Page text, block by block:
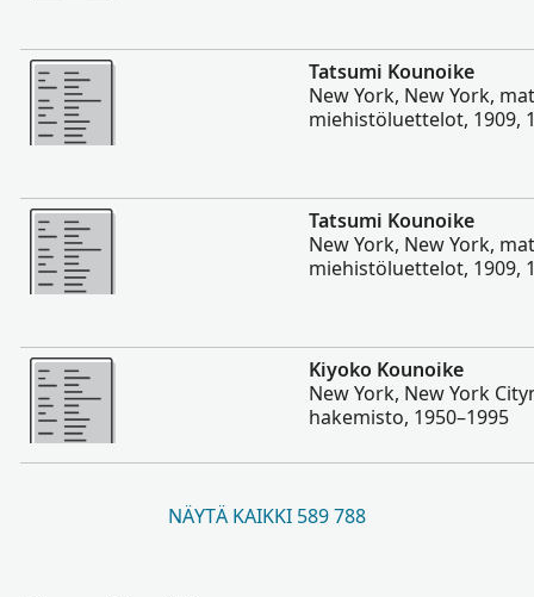
Enemmän
Tatsumi Kounoike
New York, New York,
miehistöluettelot, 1909,
Enemmän
Tatsumi Kounoike
New York, New York,
miehistöluettelot, 1909,
Enemmän
Kiyoko Kounoike
New York, New York
hakemisto, 1950–1995
NÄYTÄ KAIKKI 589 788